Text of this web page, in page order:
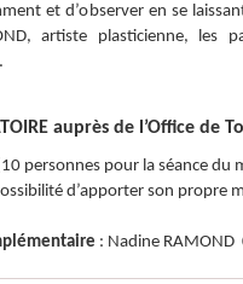
et d’observer en se
artiste plasticienne, les
auprès de l’Office de
personnes pour la séance du
d’apporter son propre
: Nadine